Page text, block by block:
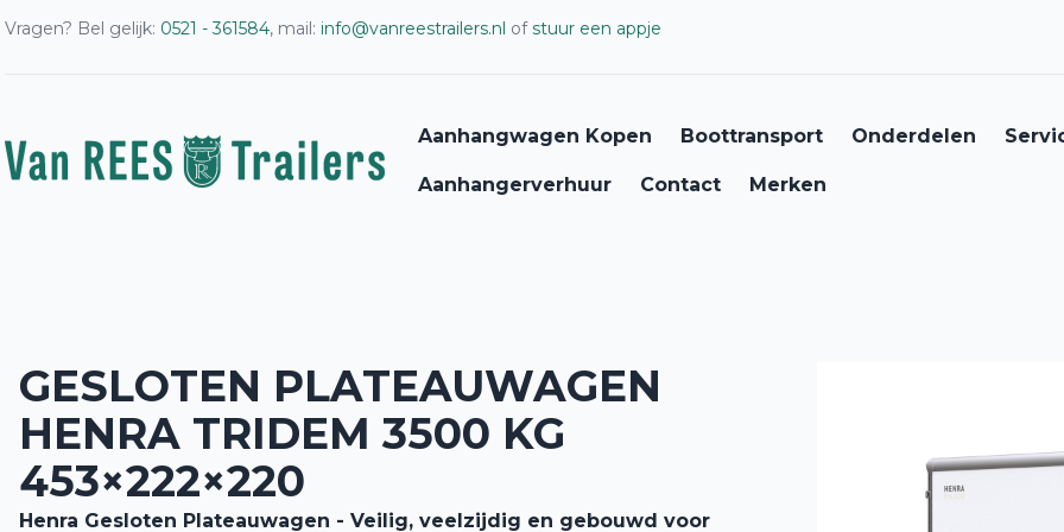
Vragen? Bel gelijk: 0521 - 361584, mail: info@vanreestrailers.nl ofstuur een appje
Aanhangwagen Kopen Boottransport Onderdelen
Aanhangerverhuur Contact Merken
GESLOTEN PLATEAUWAGEN
HENRA TRIDEM 3500 KG
453×222×220
Henra Gesloten Plateauwagen - Veilig, veelzijdig en gebouwd voor